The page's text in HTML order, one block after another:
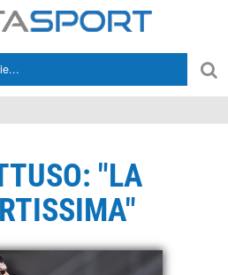
"LA